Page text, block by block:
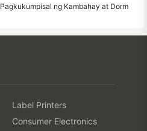
ng Kambahay at Dorm
Label Printers
Consumer Electronics